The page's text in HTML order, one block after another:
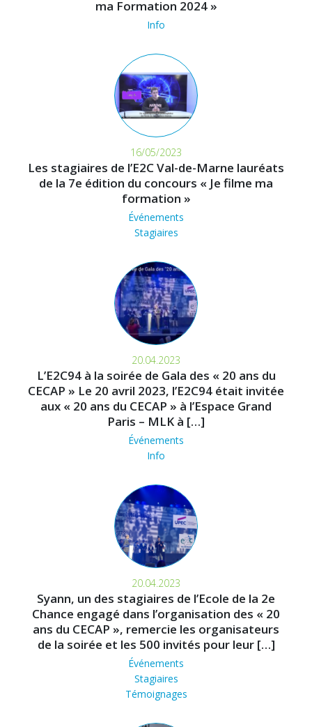
ma Formation 2024 »
Info
16/05/2023
Les stagiaires de l’E2C Val-de-Marne lauréats
de la 7e édition du concours « Je filme ma
formation »
Événements
Stagiaires
20.04.2023
L’E2C94 à la soirée de Gala des « 20 ans du
CECAP » Le 20 avril 2023, l’E2C94 était invitée
aux « 20 ans du CECAP » à l’Espace Grand
Paris – MLK à […]
Événements
Info
20.04.2023
Syann, un des stagiaires de l’Ecole de la 2e
Chance engagé dans l’organisation des « 20
ans du CECAP », remercie les organisateurs
de la soirée et les 500 invités pour leur […]
Événements
Stagiaires
Témoignages